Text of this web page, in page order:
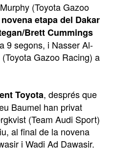
(Toyota Gazoo
etapa del Dakar
Brett Cummings
9 segons, i Nasser Al-
Gazoo Racing) a
Toyota, després que
Baumel han privat
(Team Audi Sport)
al final de la novena
i Wadi Ad Dawasir.